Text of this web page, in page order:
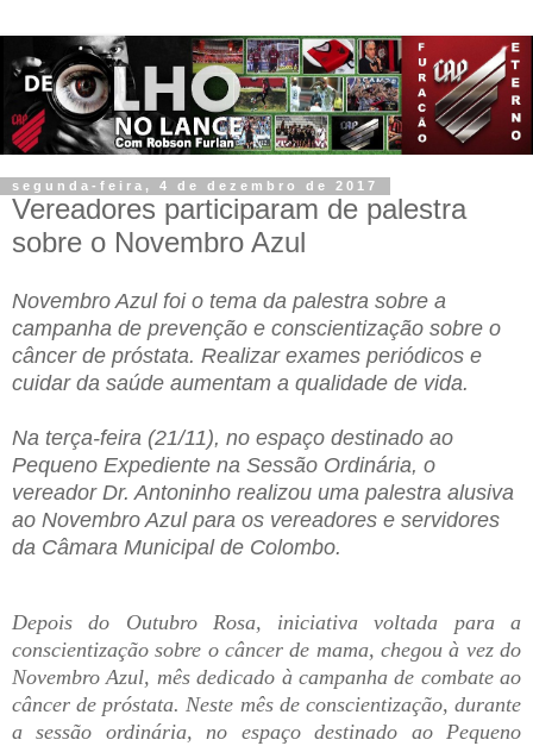
segunda-feira, 4 de dezembro de 2017
Vereadores participaram de palestra
sobre o Novembro Azul
Novembro Azul foi o tema da palestra sobre a
campanha de prevenção e conscientização sobre o
câncer de próstata. Realizar exames periódicos e
cuidar da saúde aumentam a qualidade de vida.
Na terça-feira (21/11), no espaço destinado ao
Pequeno Expediente na Sessão Ordinária, o
vereador Dr. Antoninho realizou uma palestra alusiva
ao Novembro Azul para os vereadores e servidores
da Câmara Municipal de Colombo.
Depois do Outubro Rosa, iniciativa voltada para a
conscientização sobre o câncer de mama, chegou à vez do
Novembro Azul, mês dedicado à campanha de combate ao
câncer de próstata. Neste mês de conscientização, durante
a sessão ordinária, no espaço destinado ao Pequeno